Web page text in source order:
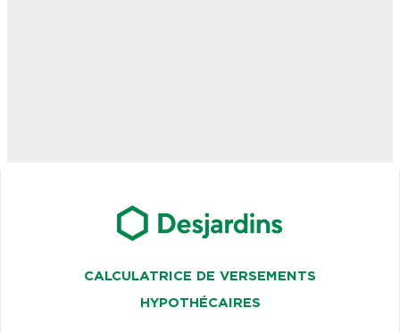
CALCULATRICE DE VERSEMENTS
HYPOTHÉCAIRES